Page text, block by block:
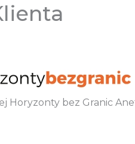
Horyzonty bez Granic